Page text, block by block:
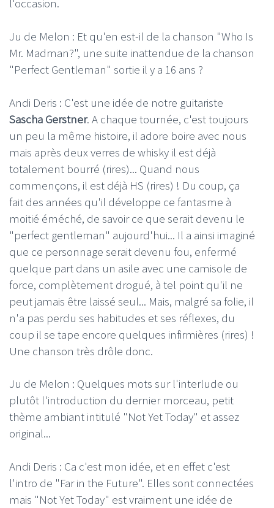
Ju de Melon : Et qu'en est-il de la chanson "Who Is
Mr. Madman?", une suite inattendue de la chanson
"Perfect Gentleman" sortie il y a 16 ans ?
Andi Deris : C'est une idée de notre guitariste
Sascha Gerstner. A chaque tournée, c'est toujours
un peu la même histoire, il adore boire avec nous
mais après deux verres de whisky il est déjà
totalement bourré (rires)... Quand nous
commençons, il est déjà HS (rires) ! Du coup, ça
fait des années qu'il développe ce fantasme à
moitié éméché, de savoir ce que serait devenu le
"perfect gentleman" aujourd'hui... Il a ainsi imaginé
que ce personnage serait devenu fou, enfermé
quelque part dans un asile avec une camisole de
force, complètement drogué, à tel point qu'il ne
peut jamais être laissé seul... Mais, malgré sa folie, il
n'a pas perdu ses habitudes et ses réflexes, du
coup il se tape encore quelques infirmières (rires) !
Une chanson très drôle donc.
Ju de Melon : Quelques mots sur l'interlude ou
plutôt l'introduction du dernier morceau, petit
thème ambiant intitulé "Not Yet Today" et assez
original...
Andi Deris : Ca c'est mon idée, et en effet c'est
l'intro de "Far in the Future". Elles sont connectées
mais "Not Yet Today" est vraiment une idée de